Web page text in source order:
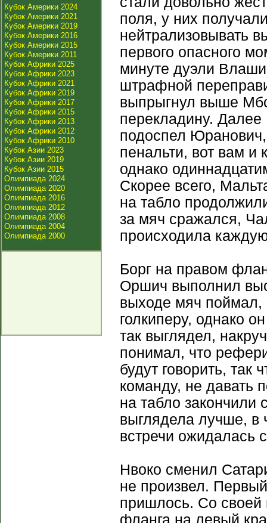
Кубок Америки 2024
Кубок Америки 2021
Кубок Америки 2019
Кубок Америки 2016
Кубок Америки 2015
Кубок Америки 2011
Кубок Африки 2025
Кубок Африки 2023
Кубок Африки 2021
Кубок Африки 2019
Кубок Африки 2017
Кубок Африки 2015
Кубок Африки 2013
Кубок Африки 2012
Кубок Африки 2010
Кубок Азии 2023
Кубок Азии 2019
Кубок Азии 2015
Олимпиада 2024
Олимпиада 2020
Олимпиада 2016
Олимпиада 2012
Олимпиада 2008
Олимпиада 2004
Олимпиада 2000
поля, у них
нейтрализовывать
первого опасного
минуте дуэли
штрафной
выпрыгнул выше
перекладину.
подоспел
пенальти, вот вам и
однако
Скорее всего,
на табло
за мяч сражался,
происходила
Борг на правом
Оршич выполнил
выходе мяч
голкиперу, однако
так выглядел,
понимал, что
будут говорить,
команду, не давать
на табло
выглядела лучше, в
встречи ожидалась
Нвоко сменил
не произвел.
пришлось. Со своей
фланга на левый